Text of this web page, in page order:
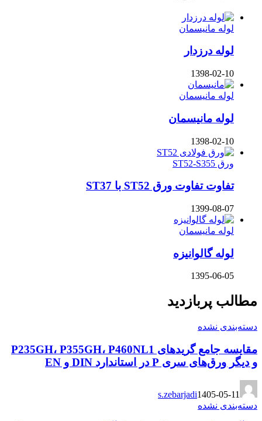
لوله مانیسمان
لوله درزدار
1398-02-10
لوله مانیسمان
لوله مانیسمان
1398-02-10
ورق ST52-S355
تفاوت تفاوت ورق ST52 با ST37
1399-08-07
لوله مانیسمان
لوله گالوانیزه
1395-06-05
مطالب پربازدید
دسته‌بندی نشده
مقایسه جامع گریدهای P235GH، P355GH، P460NL1
و دیگر ورق‌های سری P در استاندارد DIN و EN
s.zebarjadi1405-05-11
دسته‌بندی نشده